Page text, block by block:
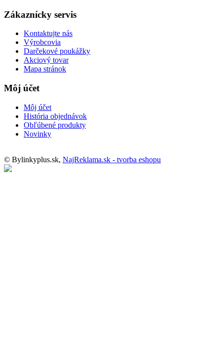
Zákaznícky servis
Kontaktujte nás
Výrobcovia
Darčekové poukážky
Akciový tovar
Mapa stránok
Môj účet
Môj účet
História objednávok
Obľúbené produkty
Novinky
© Bylinkyplus.sk, NajReklama.sk - tvorba eshopu